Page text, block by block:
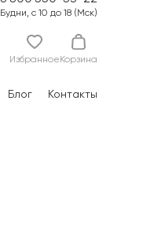
Будни, с 10 до 18 (Мск)
Избранное Корзина
Блог Контакты